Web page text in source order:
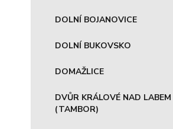
DOLNÍ BOJANOVICE
DOLNÍ BUKOVSKO
DOMAŽLICE
DVŮR KRÁLOVÉ NAD LABEM
(TAMBOR)